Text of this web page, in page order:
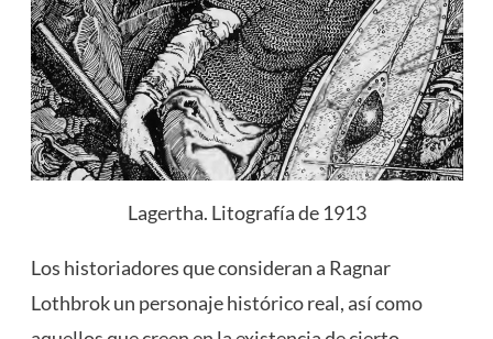
Lagertha. Litografía de 1913
Los historiadores que consideran a Ragnar
Lothbrok un personaje histórico real, así como